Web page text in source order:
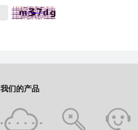
我们的产品